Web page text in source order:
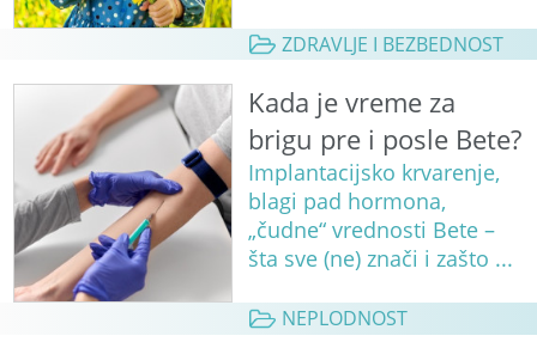
ZDRAVLJE I BEZBEDNOST
Kada je vreme za
brigu pre i posle Bete?
Implantacijsko krvarenje,
blagi pad hormona,
„čudne“ vrednosti Bete –
šta sve (ne) znači i zašto ...
NEPLODNOST